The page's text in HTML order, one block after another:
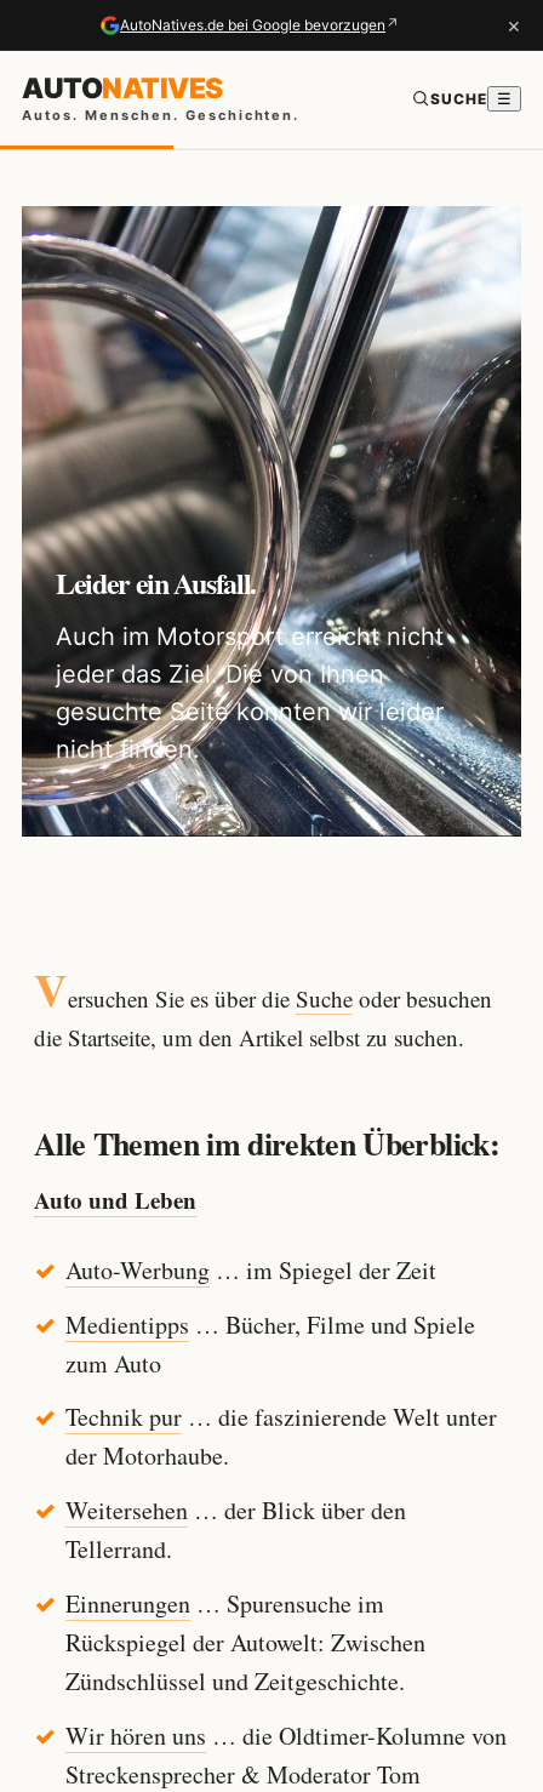
AutoNatives.de bei Google bevorzugen ↗ ×
AUTONATIVES
Autos. Menschen. Geschichten.
SUCHE ☰
Leider ein Ausfall.
Auch im Motorsport erreicht nicht
jeder das Ziel. Die von Ihnen
gesuchte Seite konnten wir leider
nicht finden.
Versuchen Sie es über die Sucheoder besuchen
die Startseite, um den Artikel selbst zu suchen.
Alle Themen im direkten Überblick:
Auto und Leben
Auto-Werbung… im Spiegel der Zeit
Medientipps … Bücher, Filme und Spiele
zum Auto
Technik pur… die faszinierende Welt unter
der Motorhaube.
Weitersehen… der Blick über den
Tellerrand.
Einnerungen… Spurensuche im
Rückspiegel der Autowelt: Zwischen
Zündschlüssel und Zeitgeschichte.
Wir hören uns … die Oldtimer-Kolumne von
Streckensprecher & Moderator Tom